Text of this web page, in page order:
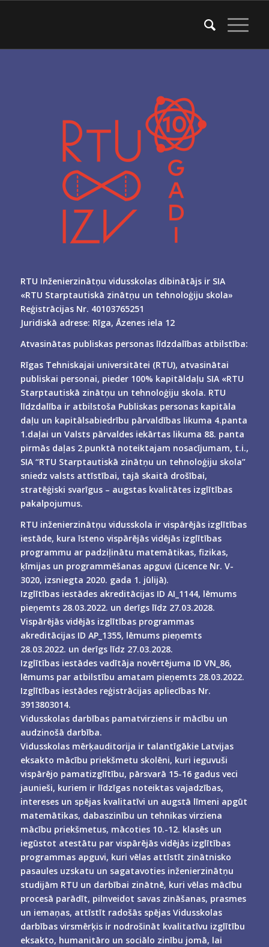
RTU Inženierzinātņu vidusskolas dibinātājs ir SIA
«RTU Starptautiskā zinātņu un tehnoloģiju skola»
Reģistrācijas Nr. 40103765251
Juridiskā adrese: Rīga, Āzenes iela 12
Atvasinātas publiskas personas līdzdalības atbilstība:
Rīgas Tehniskajai universitātei (RTU), atvasinātai
publiskai personai, pieder 100% kapitāldaļu SIA «RTU
Starptautiskā zinātņu un tehnoloģiju skola. RTU
līdzdalība ir atbilstoša Publiskas personas kapitāla
daļu un kapitālsabiedrību pārvaldības likuma 4.panta
1.daļai un Valsts pārvaldes iekārtas likuma 88. panta
pirmās daļas 2.punktā noteiktajam nosacījumam, t.i.,
SIA “RTU Starptautiskā zinātņu un tehnoloģiju skola”
sniedz valsts attīstībai, tajā skaitā drošībai,
stratēģiski svarīgus – augstas kvalitātes izglītības
pakalpojumus.
RTU inženierzinātņu vidusskola ir vispārējās izglītības
iestāde, kura īsteno vispārējās vidējās izglītības
programmu ar padziļinātu matemātikas, fizikas,
ķīmijas un programmēšanas apguvi (Licence Nr. V-
3020, izsniegta 2020. gada 1. jūlijā).
Izglītības iestādes akreditācijas ID AI_1144, lēmums
pieņemts 28.03.2022. un derīgs līdz 27.03.2028.
Vispārējās vidējās izglītības programmas
akreditācijas ID AP_1355, lēmums pieņemts
28.03.2022. un derīgs līdz 27.03.2028.
Izglītības iestādes vadītāja novērtējuma ID VN_86,
lēmums par atbilstību amatam pieņemts 28.03.2022.
Izglītības iestādes reģistrācijas apliecības Nr.
3913803014.
Vidusskolas darbības pamatvirziens ir mācību un
audzinošā darbība.
Vidusskolas mērķauditorija ir talantīgākie Latvijas
eksakto mācību priekšmetu skolēni, kuri ieguvuši
vispārējo pamatizglītību, pārsvarā 15-16 gadus veci
jaunieši, kuriem ir līdzīgas noteiktas vajadzības,
intereses un spējas kvalitatīvi un augstā līmeni apgūt
matemātikas, dabaszinību un tehnikas virziena
mācību priekšmetus, mācoties 10.-12. klasēs un
iegūstot atestātu par vispārējās vidējās izglītības
programmas apguvi, kuri vēlas attīstīt zinātnisko
pasaules uzskatu un sagatavoties inženierzinātņu
studijām RTU un darbībai zinātnē, kuri vēlas mācību
procesā parādīt, pilnveidot savas zināšanas, prasmes
un iemaņas, attīstīt radošās spējas Vidusskolas
darbības virsmērķis ir nodrošināt kvalitatīvu izglītību
eksakto, humanitāro un sociālo zinību jomā, lai